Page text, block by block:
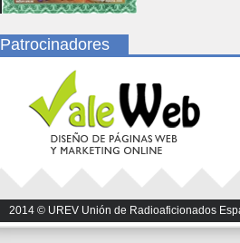
Patrocinadores
2014 © UREV Unión de Radioaficionados